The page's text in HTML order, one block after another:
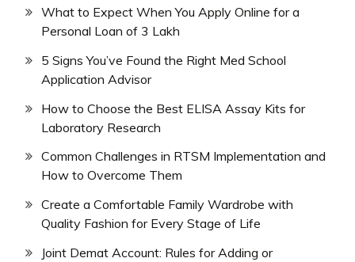
What to Expect When You Apply Online for a
Personal Loan of 3 Lakh
5 Signs You’ve Found the Right Med School
Application Advisor
How to Choose the Best ELISA Assay Kits for
Laboratory Research
Common Challenges in RTSM Implementation and
How to Overcome Them
Create a Comfortable Family Wardrobe with
Quality Fashion for Every Stage of Life
Joint Demat Account: Rules for Adding or